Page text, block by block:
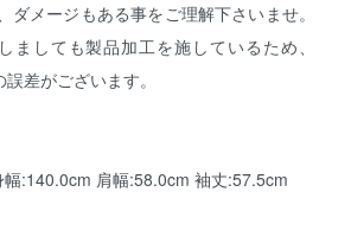
ダメージもある事をご理解下さいませ。
ましても製品加工を施しているため、
差がございます。
:140.0cm 肩幅:58.0cm 袖丈:57.5cm